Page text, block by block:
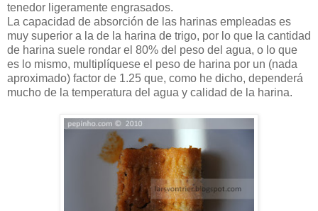
tenedor ligeramente engrasados.
La capacidad de absorción de las harinas empleadas es
muy superior a la de la harina de trigo, por lo que la cantidad
de harina suele rondar el 80% del peso del agua, o lo que
es lo mismo, multiplíquese el peso de harina por un (nada
aproximado) factor de 1.25 que, como he dicho, dependerá
mucho de la temperatura del agua y calidad de la harina.